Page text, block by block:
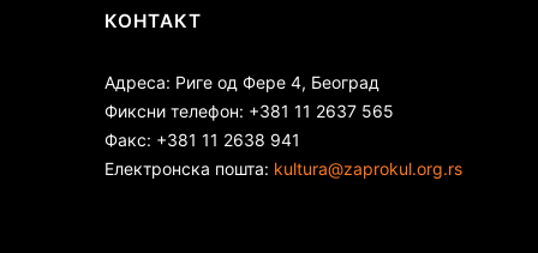
КОНТАКТ
Адреса: Риге од Фере 4, Београд
Фиксни телефон: +381 11 2637 565
Факс: +381 11 2638 941
Електронска пошта: kultura@zaprokul.org.rs